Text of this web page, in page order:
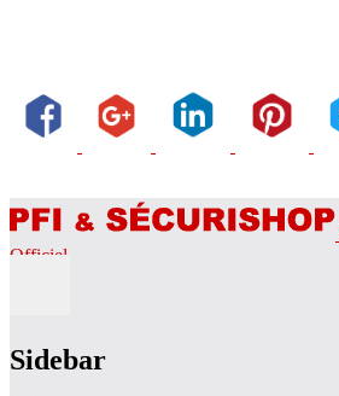
Officiel
Sidebar